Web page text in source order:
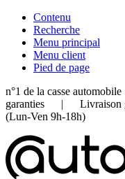
Contenu
Recherche
Menu principal
Menu client
Pied de page
n°1 de la casse
garanties | Livraison
(Lun-Ven 9h-18h)